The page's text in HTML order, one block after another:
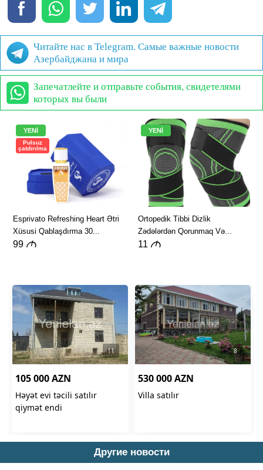
Читайте нас в Telegram. Самые важные новости
Азербайджана и мира
Запечатлейте и отправьте события, свидетелями
которых вы были
Другие новости